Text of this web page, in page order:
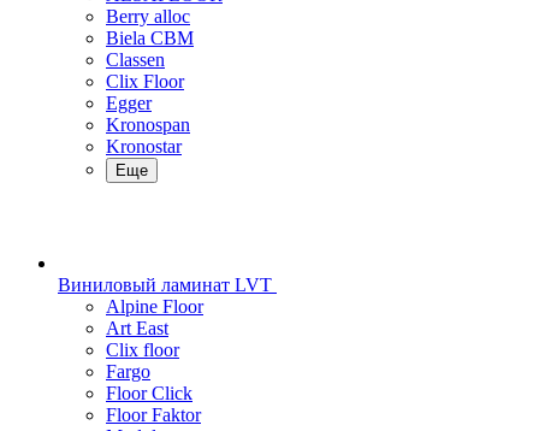
Berry alloc
Biela CBM
Classen
Clix Floor
Egger
Kronospan
Kronostar
Еще
Виниловый ламинат LVT
Alpine Floor
Art East
Clix floor
Fargo
Floor Click
Floor Faktor